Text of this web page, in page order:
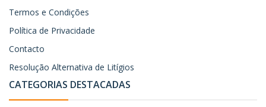
Termos e Condições
Política de Privacidade
Contacto
Resolução Alternativa de Litígios
CATEGORIAS DESTACADAS